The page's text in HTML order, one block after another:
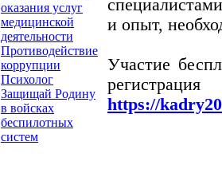
оказания услуг
медицинской
деятельности
Противодействие
коррупции
Психолог
Защищай Родину
в войсках
беспилотных
систем
и опыт,
Участие
https://